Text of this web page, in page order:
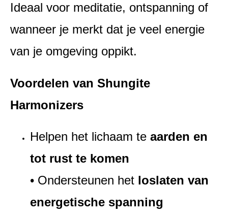
Ideaal voor meditatie, ontspanning of
wanneer je merkt dat je veel energie
van je omgeving oppikt.
Voordelen van Shungite
Harmonizers
Helpen het lichaam te aarden en
tot rust te komen
• Ondersteunen het loslaten van
energetische spanning